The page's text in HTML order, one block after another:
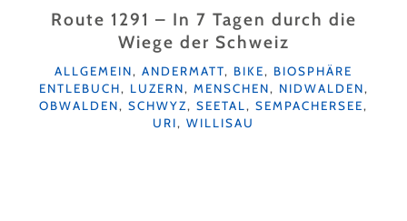
Route 1291 – In 7 Tagen durch die
Wiege der Schweiz
KATEGORIEN
ALLGEMEIN, ANDERMATT, BIKE, BIOSPHÄRE
ENTLEBUCH, LUZERN, MENSCHEN, NIDWALDEN,
OBWALDEN, SCHWYZ, SEETAL, SEMPACHERSEE,
URI, WILLISAU